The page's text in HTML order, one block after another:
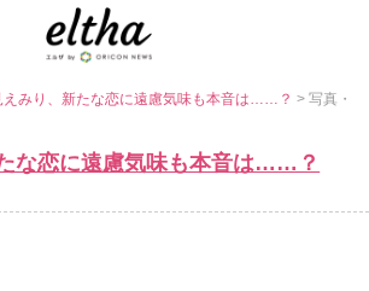
えみり、新たな恋に遠慮気味も本音は……？> 写真・
な恋に遠慮気味も本音は……？